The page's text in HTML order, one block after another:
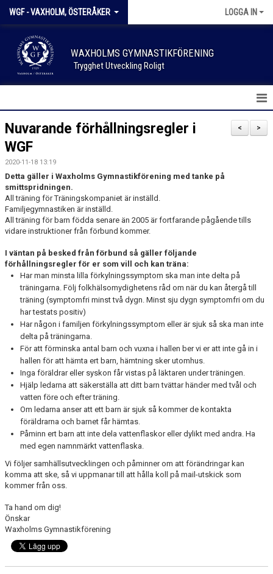
WGF - VAXHOLM, ÖSTERÅKER LOGGA IN
WAXHOLMS GYMNASTIKFÖRENING
Trygghet Utveckling Roligt
HEM
NYHETER
KALENDER
FÖRENINGSKLÄDER
SPONSOR & SUPPORTER
SKADEANMÄLAN
>
<
Nuvarande förhållningsregler i
WGF
2020-11-18 13:19
Detta gäller i Waxholms Gymnastikförening med tanke på
smittspridningen.
All träning för Träningskompaniet är inställd.
Familjegymnastiken är inställd.
All träning för barn födda senare än 2005 är fortfarande pågående tills
vidare instruktioner från förbund kommer.
I väntan på besked från förbund så gäller följande
förhållningsregler för er som vill och kan träna:
Har man minsta lilla förkylningssymptom ska man inte delta på
träningarna. Följ folkhälsomydighetens råd om när du kan återgå till
träning (symptomfri minst två dygn. Minst sju dygn symptomfri om du
har testats positiv)
Har någon i familjen förkylningssymptom eller är sjuk så ska man inte
delta på träningarna.
För att förminska antal barn och vuxna i hallen ber vi er att inte gå in i
hallen för att hämta ert barn, hämtning sker utomhus.
Inga föräldrar eller syskon får vistas på läktaren under träningen.
Hjälp ledarna att säkerställa att ditt barn tvättar händer med tvål och
vatten före och efter träning.
Om ledarna anser att ett barn är sjuk så kommer de kontakta
föräldrarna och barnet får hämtas.
Påminn ert barn att inte dela vattenflaskor eller dylikt med andra. Ha
med egen namnmärkt vattenflaska.
Vi följer samhällsutvecklingen och påminner om att förändringar kan
komma att ske, så vi uppmanar till att hålla koll på mail-utskick som
kommer från oss.
Ta hand om dig!
Önskar
Waxholms Gymnastikförening